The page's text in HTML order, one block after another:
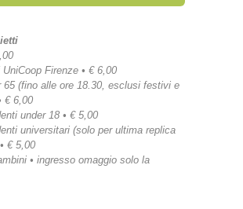
Firenze • € 6,00
65 (fino alle ore 18.30, esclusi festivi e
€ 6,00
under 18 • € 5,00
universitari (solo per ultima replica
€ 5,00
• ingresso omaggio solo la